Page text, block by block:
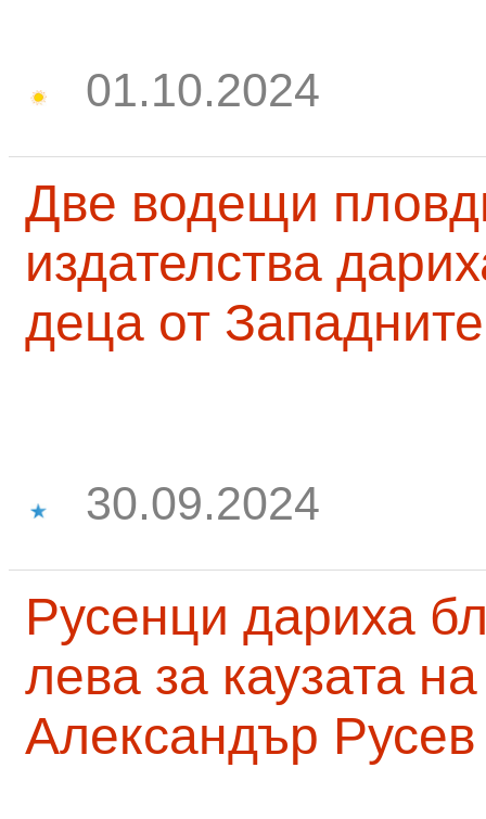
01.10.2024
Две водещи
издателства
деца от
30.09.2024
Русенци дариха
лева за каузата
Александър Русев